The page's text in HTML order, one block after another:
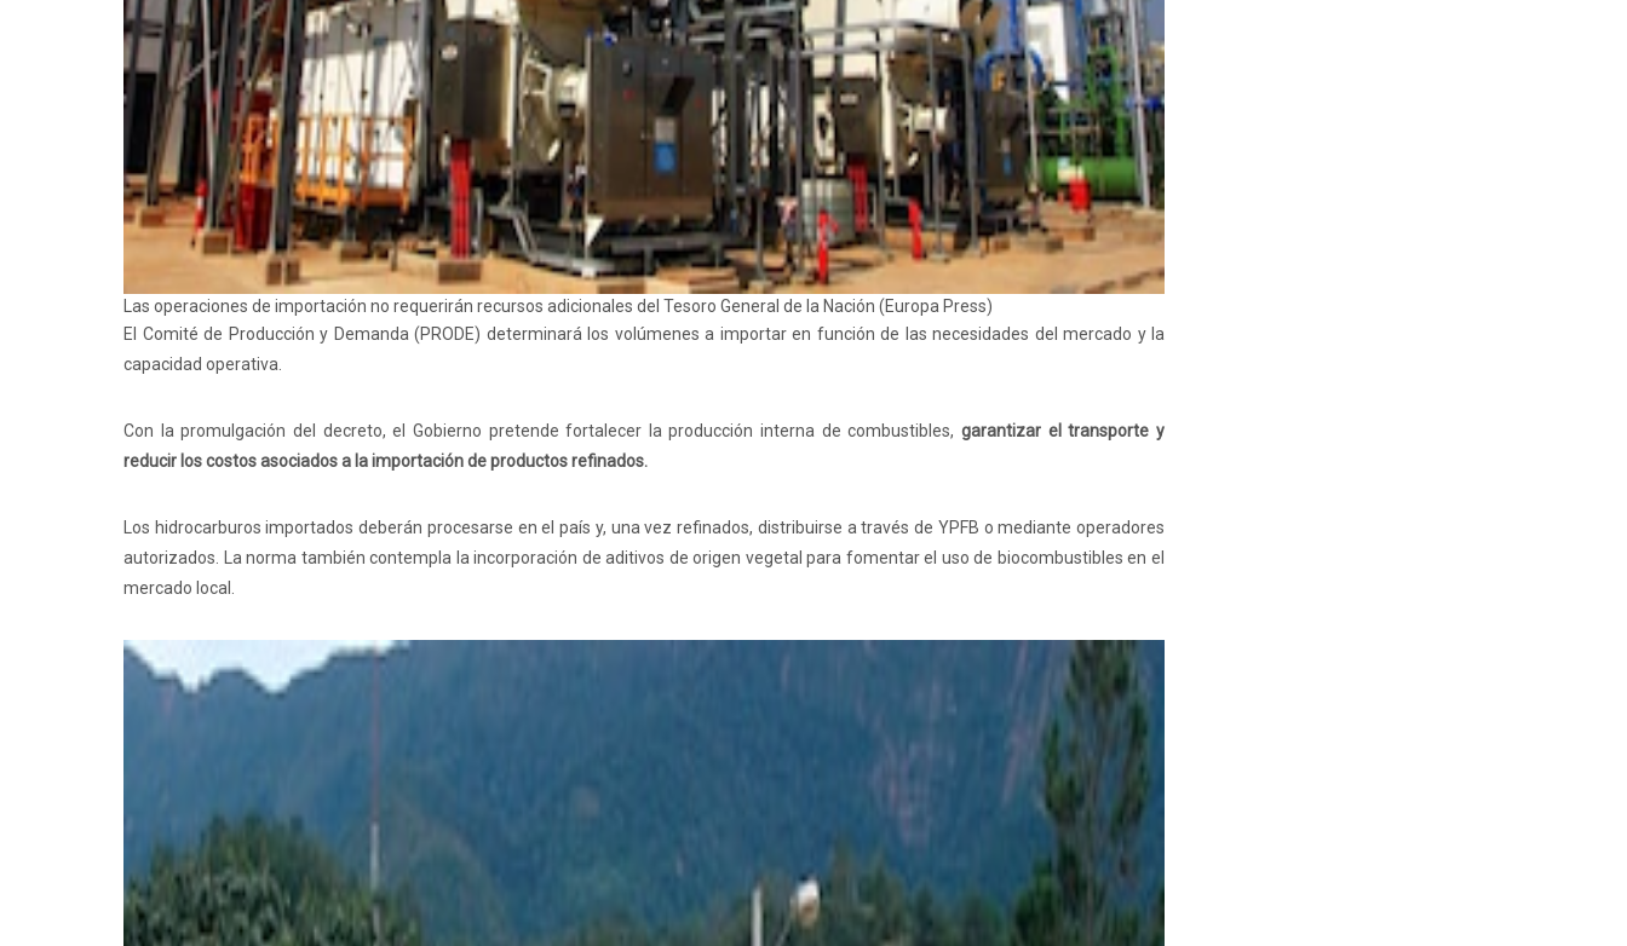
Las operaciones de importación no requerirán recursos adicionales del Tesoro General de la Nación (Europa Press)
El Comité de Producción y Demanda (PRODE) determinará los volúmenes a importar en función de las necesidades del mercado y la
capacidad operativa.
Con la promulgación del decreto, el Gobierno pretende fortalecer la producción interna de combustibles, garantizar el transporte y
reducir los costos asociados a la importación de productos refinados.
Los hidrocarburos importados deberán procesarse en el país y, una vez refinados, distribuirse a través de YPFB o mediante operadores
autorizados. La norma también contempla la incorporación de aditivos de origen vegetal para fomentar el uso de biocombustibles en el
mercado local.